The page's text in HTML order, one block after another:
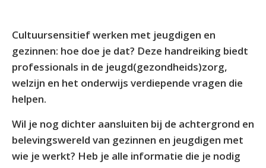
Cultuursensitief werken met jeugdigen en
gezinnen: hoe doe je dat? Deze handreiking biedt
professionals in de jeugd(gezondheids)zorg,
welzijn en het onderwijs verdiepende vragen die
helpen.
Wil je nog dichter aansluiten bij de achtergrond en
belevingswereld van gezinnen en jeugdigen met
wie je werkt? Heb je alle informatie die je nodig